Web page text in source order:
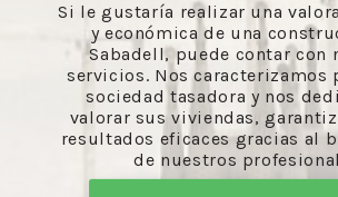
Si le gustaría realizar una
y económica de una
Sabadell, puede contar con
servicios. Nos caracterizamos
sociedad tasadora y nos
valorar sus viviendas,
resultados eficaces gracias al
de nuestros